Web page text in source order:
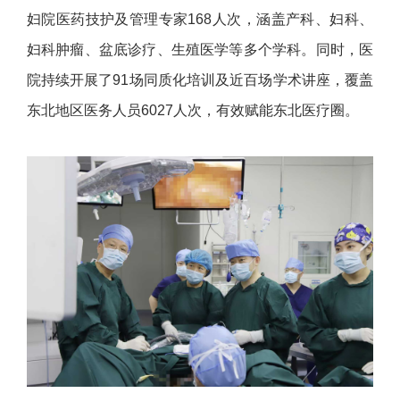
妇院医药技护及管理专家168人次，涵盖产科、妇科、
妇科肿瘤、盆底诊疗、生殖医学等多个学科。同时，医
院持续开展了91场同质化培训及近百场学术讲座，覆盖
东北地区医务人员6027人次，有效赋能东北医疗圈。